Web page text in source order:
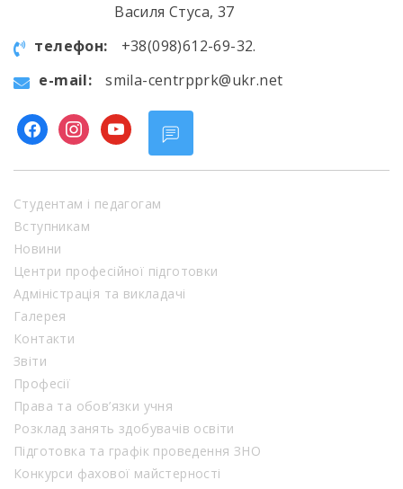
Василя Стуса, 37
телефон:
+38(098)612-69-32.
e-mail:
smila-centrpprk@ukr.net
facebookinstagram
youtube
Студентам і педагогам
Вступникам
Новини
Центри професійної підготовки
Адміністрація та викладачі
Галерея
Контакти
Звіти
Професії
Права та обов’язки учня
Розклад занять здобувачів освіти
Підготовка та графік проведення ЗНО
Конкурси фахової майстерності